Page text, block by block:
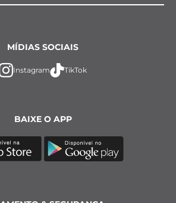
BAIXE O APP
MÍDIAS SOCIAIS
Instagram TikTok